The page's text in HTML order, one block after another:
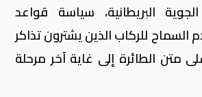
البريطانية، سياسة قواعد
للركاب الذين يشترون تذاكر
متن الطائرة إلى غاية آخر مرحلة